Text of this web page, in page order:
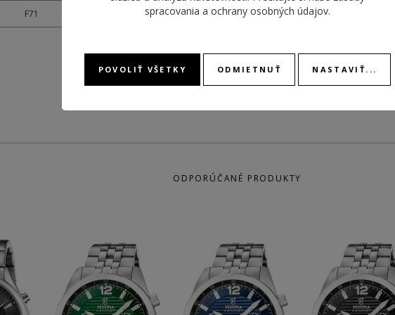
F71
REMIENKA
remienok kožený
ODPORÚČANÉ PRODUKTY
spracovania a ochrany osobných údajov.
POVOLIŤ VŠETKY ODMIETNUŤ NASTAVIŤ...